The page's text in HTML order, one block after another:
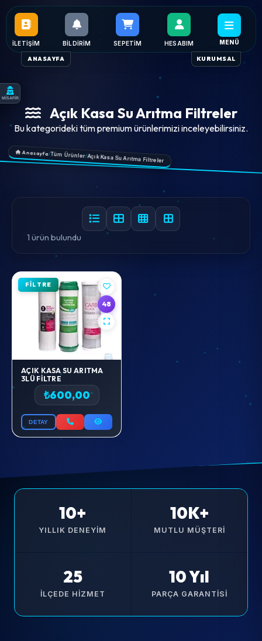
ANASAYFA KURUMSAL
İLETIŞIM BILDIRIM SEPETIM HESABIM MENÜ
Açık Kasa Su Arıtma Filtreler
Bu kategorideki tüm premium ürünlerimizi inceleyebilirsiniz.
Anasayfa/Tüm Ürünler/Açık Kasa Su Arıtma Filtreler
1 ürün bulundu
48
FİLTRE
AÇIK KASA SU ARITMA
3LÜ FILTRE
₺600,00
DETAY
10+
YILLIK DENEYIM
10K+
MUTLU MÜŞTERI
25
İLÇEDE HIZMET
10 Yıl
PARÇA GARANTISI
MİSAFİR